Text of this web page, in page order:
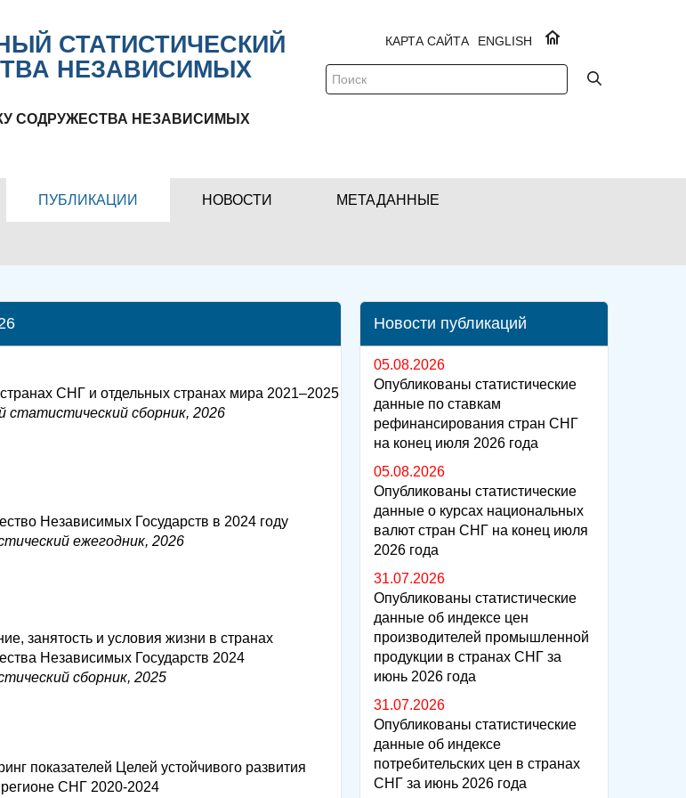
СТАТИСТИЧЕСКИЙ
НЕЗАВИСИМЫХ
СОДРУЖЕСТВА НЕЗАВИСИМЫХ
ENGLISH
КАРТА САЙТА
ПУБЛИКАЦИИ НОВОСТИ МЕТАДАННЫЕ
СНГ и отдельных странах мира 2021–2025
статистический сборник, 2026
Независимых Государств в 2024 году
ежегодник, 2026
занятость и условия жизни в странах
Независимых Государств 2024
сборник, 2025
показателей Целей устойчивого развития
СНГ 2020-2024
Новости публикаций
05.08.2026
Опубликованы статистические
данные по ставкам
рефинансирования стран СНГ
на конец июля 2026 года
05.08.2026
Опубликованы статистические
данные о курсах национальных
валют стран СНГ на конец июля
2026 года
31.07.2026
Опубликованы статистические
данные об индексе цен
производителей промышленной
продукции в странах СНГ за
июнь 2026 года
31.07.2026
Опубликованы статистические
данные об индексе
потребительских цен в странах
СНГ за июнь 2026 года